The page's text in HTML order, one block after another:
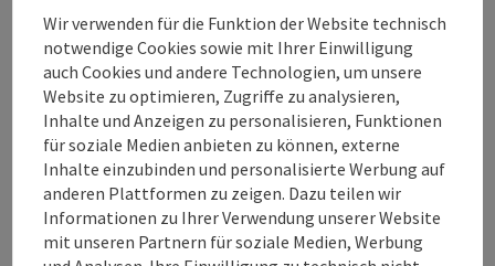
Goisern zum gemeinsamen Musizieren eingeladen. Daraus
ergeben sich dann viele Konzerte bunt
zusammengewürfelter Gruppen. EinHochgenuss für
Geigenmusiker und Liebhaber von bodenständigen
Brauchtums.
Zum diesjährigen Programm
Kontakt & Service
Wir verwenden für die Funktion der Website technisch
notwendige Cookies sowie mit Ihrer Einwilligung
auch Cookies und andere Technologien, um unsere
Website zu optimieren, Zugriffe zu analysieren,
Inhalte und Anzeigen zu personalisieren, Funktionen
für soziale Medien anbieten zu können, externe
Inhalte einzubinden und personalisierte Werbung auf
anderen Plattformen zu zeigen. Dazu teilen wir
Informationen zu Ihrer Verwendung unserer Website
mit unseren Partnern für soziale Medien, Werbung